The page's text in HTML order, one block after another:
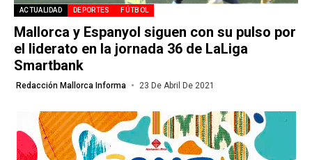
ACTUALIDAD DEPORTES FÚTBOL
Mallorca y Espanyol siguen con su pulso por
el liderato en la jornada 36 de LaLiga
Smartbank
Redacción Mallorca Informa 23 De Abril De 2021